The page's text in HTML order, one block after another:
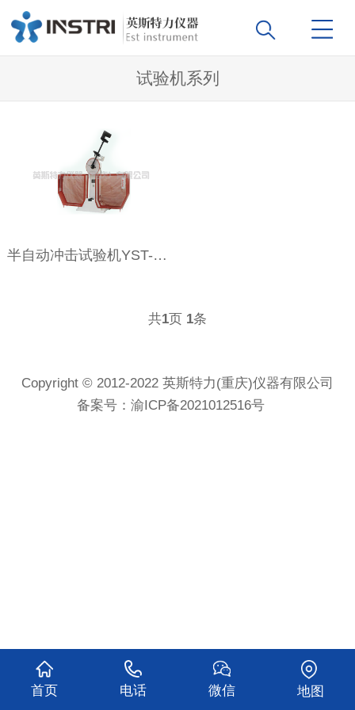
试验机系列
半自动冲击试验机YST-300B
共1页 1条
Copyright © 2012-2022 英斯特力(重庆)仪器有限公司
备案号： 渝ICP备2021012516号
首页 电话 微信 地图